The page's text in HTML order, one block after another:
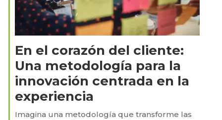
En el corazón del cliente:
Una metodología para la
innovación centrada en la
experiencia
Imagina una metodología que transforme las